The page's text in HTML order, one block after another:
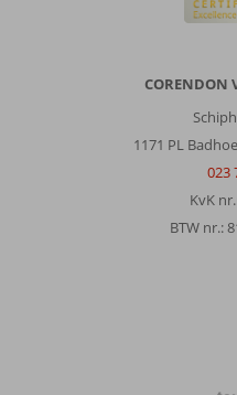
CORENDON
1171 PL
023
KvK
BTW nr.: